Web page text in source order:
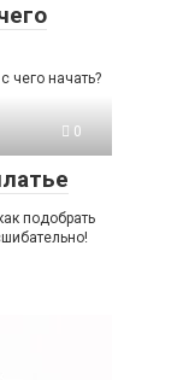
чего начать?
0
подобрать